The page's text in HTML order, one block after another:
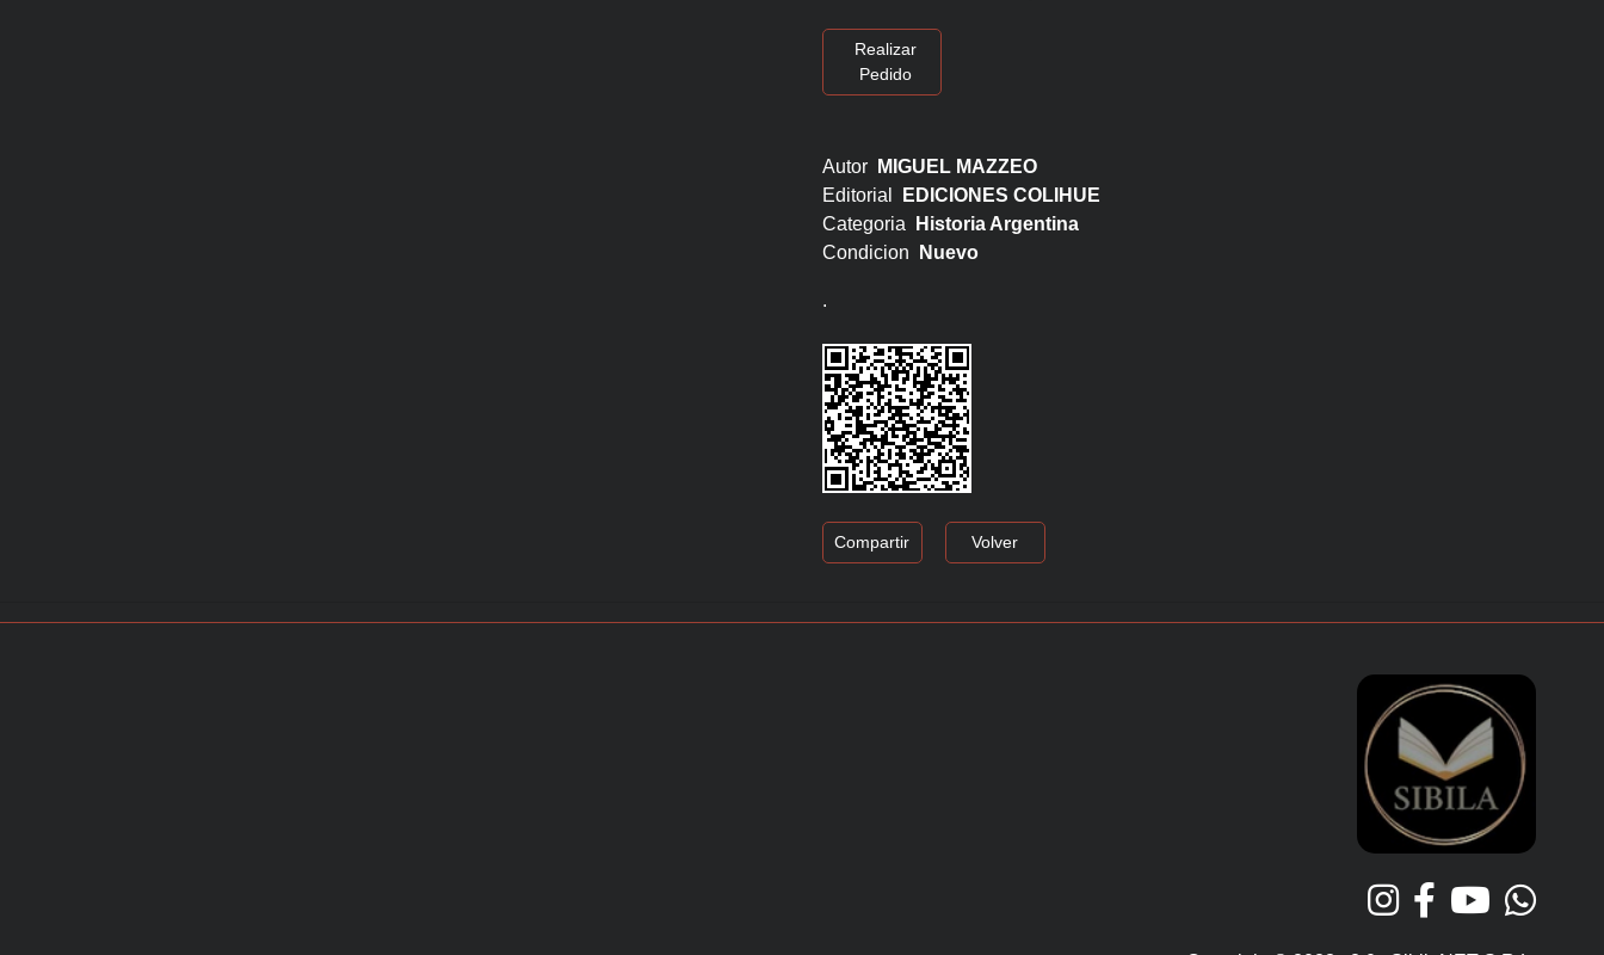
Realizar
Pedido
Autor
MIGUEL MAZZEO
Editorial
EDICIONES COLIHUE
Categoria
Historia Argentina
Condicion
Nuevo
.
Compartir Volver